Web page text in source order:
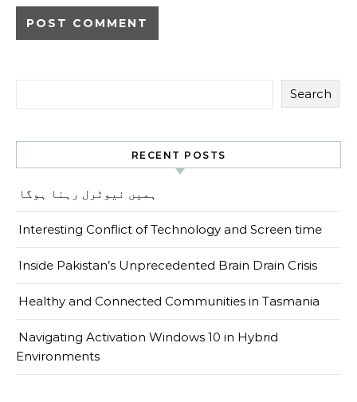
Search
RECENT POSTS
ہمیں نیوٹرل رہنا ہوگا
Interesting Conflict of Technology and Screen time
Inside Pakistan’s Unprecedented Brain Drain Crisis
Healthy and Connected Communities in Tasmania
Navigating Activation Windows 10 in Hybrid
Environments